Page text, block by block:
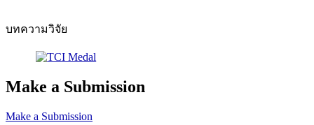
บทความวิจัย
Make a Submission
Make a Submission